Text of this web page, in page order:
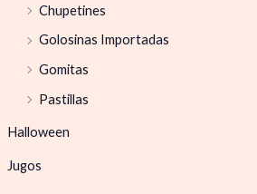
Chupetines
Golosinas Importadas
Gomitas
Pastillas
Halloween
Jugos